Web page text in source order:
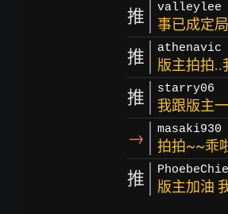
推 valleylee
事已成定
推 athenavic
版主拍拍..
推 starry06
我跟版主
→ masaki930
拍拍~~乖
推 版主加油